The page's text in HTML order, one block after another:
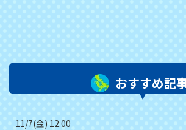
おすすめ記
11/7(金) 12:00